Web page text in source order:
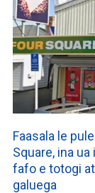
Faasala le
Square, ina
fafo e totogi
galuega